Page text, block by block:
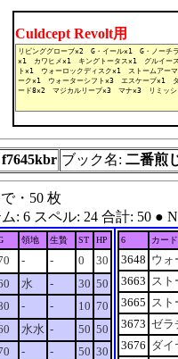
Culdcept Revolt用
f7645kbr ブック名: 二番煎
・50 枚
: 6 スペル: 24 合計: 50 ●
領地 生贄 ST HP
- - 0
30
水 - 30 50
- - 10 70
水水 - 50 50
- - 50 30
6 カー
3648 ウォ
3663 スト
3665 スト
3673 ゼラ
3676 ダイ